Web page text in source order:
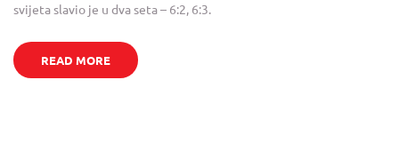
svijeta slavio je u dva seta – 6:2, 6:3.
READ MORE